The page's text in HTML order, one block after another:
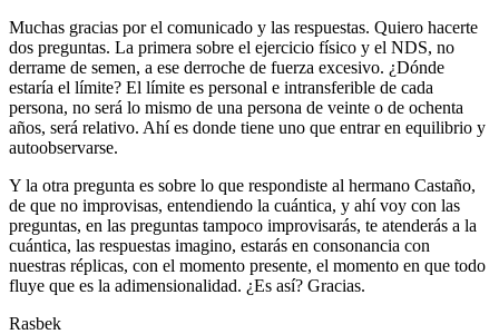
Muchas gracias por el comunicado y las respuestas. Quiero hacerte
dos preguntas. La primera sobre el ejercicio físico y el NDS, no
derrame de semen, a ese derroche de fuerza excesivo. ¿Dónde
estaría el límite? El límite es personal e intransferible de cada
persona, no será lo mismo de una persona de veinte o de ochenta
años, será relativo. Ahí es donde tiene uno que entrar en equilibrio y
autoobservarse.
Y la otra pregunta es sobre lo que respondiste al hermano Castaño,
de que no improvisas, entendiendo la cuántica, y ahí voy con las
preguntas, en las preguntas tampoco improvisarás, te atenderás a la
cuántica, las respuestas imagino, estarás en consonancia con
nuestras réplicas, con el momento presente, el momento en que todo
fluye que es la adimensionalidad. ¿Es así? Gracias.
Rasbek